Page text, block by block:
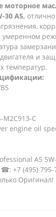
моторное
30 A5,
и
температур.
M2C913-C
engine oil
A5
+7 (495) 795-
Оригинал!